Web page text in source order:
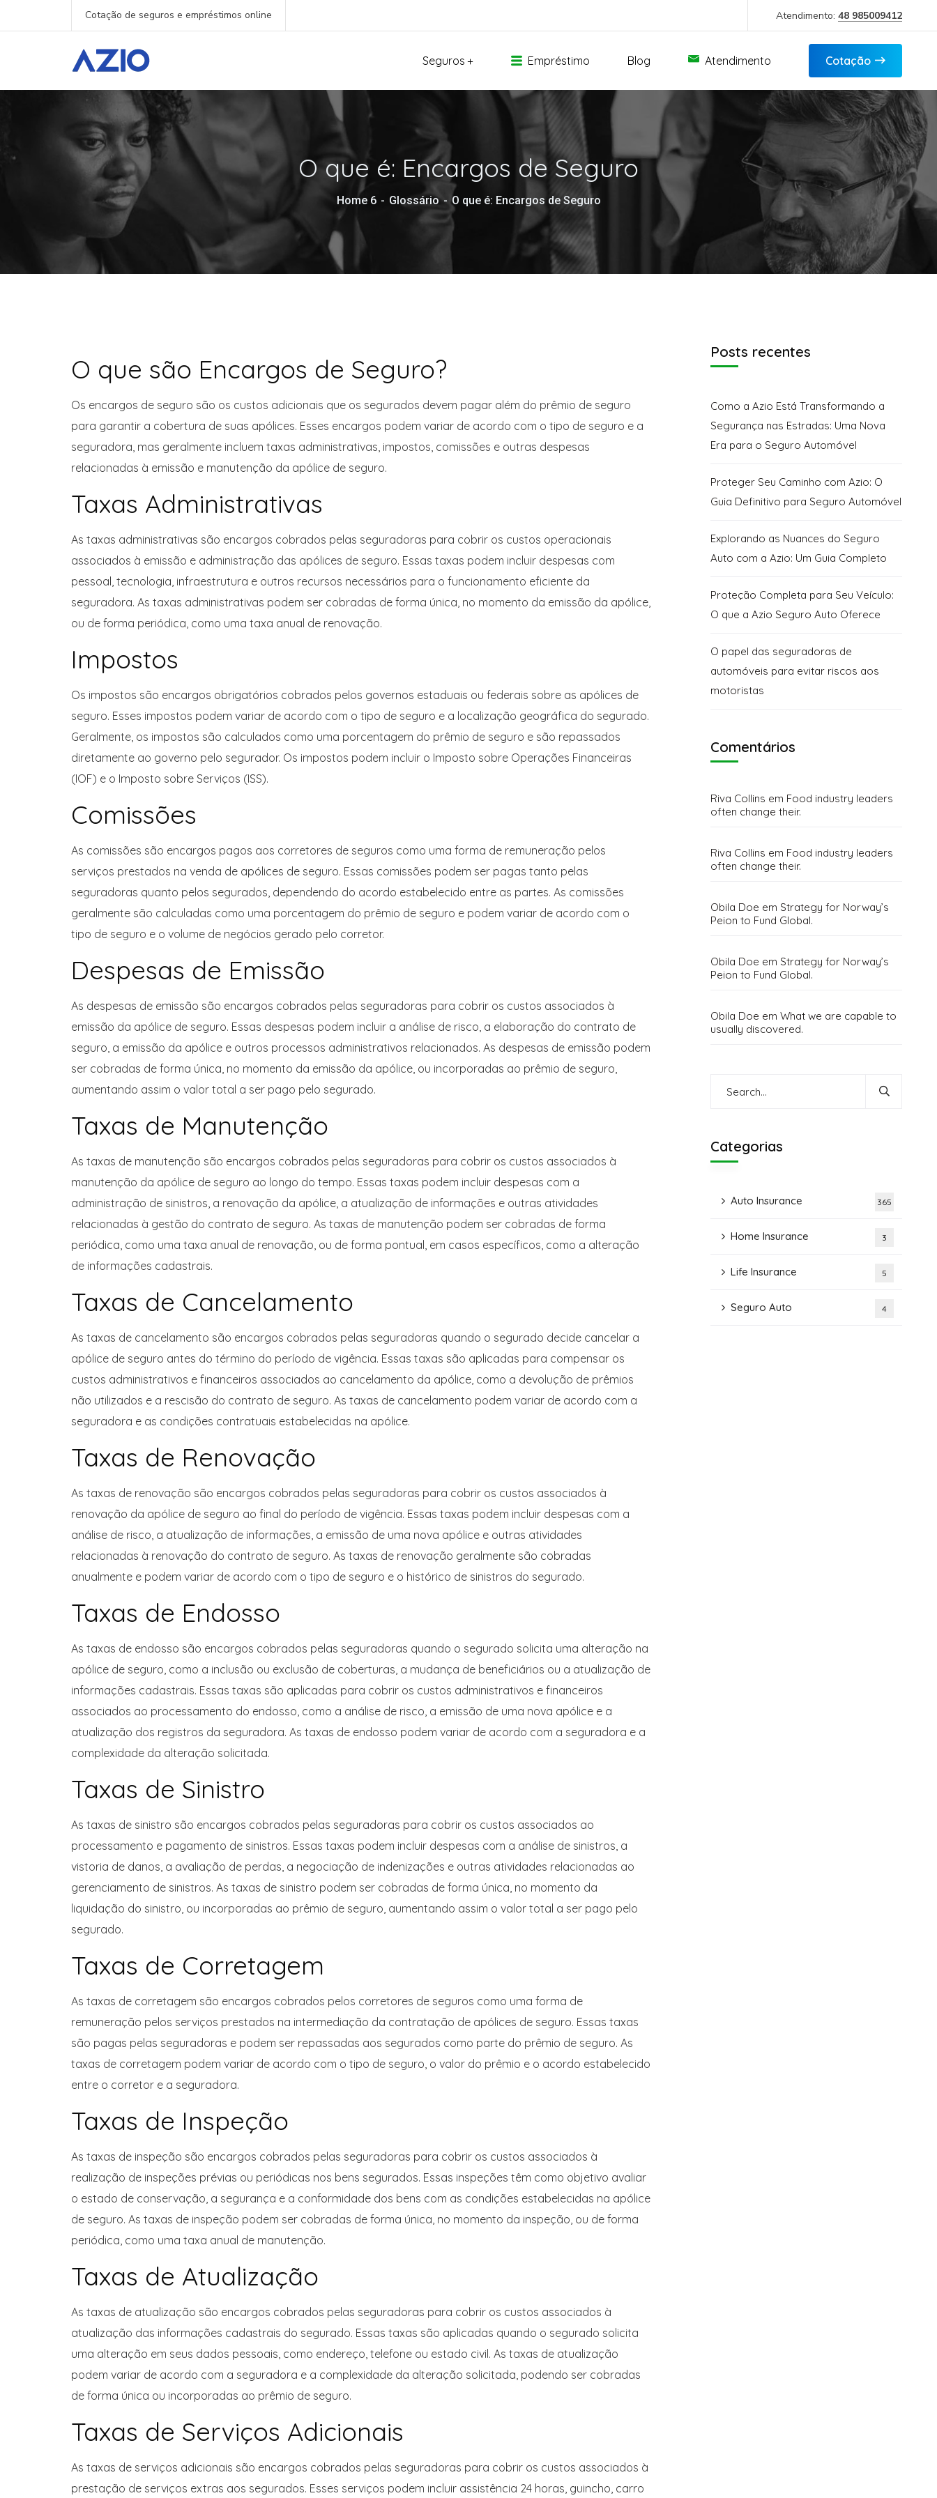
Cotação de seguros e empréstimos online Atendimento: 48 985009412
Seguros Empréstimo Blog Atendimento Cotação
O que é: Encargos de Seguro
Home 6 Glossário O que é: Encargos de Seguro
O que são Encargos de Seguro?
Os encargos de seguro são os custos adicionais que os segurados devem pagar além do prêmio de seguro
para garantir a cobertura de suas apólices. Esses encargos podem variar de acordo com o tipo de seguro e a
seguradora, mas geralmente incluem taxas administrativas, impostos, comissões e outras despesas
relacionadas à emissão e manutenção da apólice de seguro.
Taxas Administrativas
As taxas administrativas são encargos cobrados pelas seguradoras para cobrir os custos operacionais
associados à emissão e administração das apólices de seguro. Essas taxas podem incluir despesas com
pessoal, tecnologia, infraestrutura e outros recursos necessários para o funcionamento eficiente da
seguradora. As taxas administrativas podem ser cobradas de forma única, no momento da emissão da apólice,
ou de forma periódica, como uma taxa anual de renovação.
Impostos
Os impostos são encargos obrigatórios cobrados pelos governos estaduais ou federais sobre as apólices de
seguro. Esses impostos podem variar de acordo com o tipo de seguro e a localização geográfica do segurado.
Geralmente, os impostos são calculados como uma porcentagem do prêmio de seguro e são repassados
diretamente ao governo pelo segurador. Os impostos podem incluir o Imposto sobre Operações Financeiras
(IOF) e o Imposto sobre Serviços (ISS).
Comissões
As comissões são encargos pagos aos corretores de seguros como uma forma de remuneração pelos
serviços prestados na venda de apólices de seguro. Essas comissões podem ser pagas tanto pelas
seguradoras quanto pelos segurados, dependendo do acordo estabelecido entre as partes. As comissões
geralmente são calculadas como uma porcentagem do prêmio de seguro e podem variar de acordo com o
tipo de seguro e o volume de negócios gerado pelo corretor.
Despesas de Emissão
As despesas de emissão são encargos cobrados pelas seguradoras para cobrir os custos associados à
emissão da apólice de seguro. Essas despesas podem incluir a análise de risco, a elaboração do contrato de
seguro, a emissão da apólice e outros processos administrativos relacionados. As despesas de emissão podem
ser cobradas de forma única, no momento da emissão da apólice, ou incorporadas ao prêmio de seguro,
aumentando assim o valor total a ser pago pelo segurado.
Taxas de Manutenção
As taxas de manutenção são encargos cobrados pelas seguradoras para cobrir os custos associados à
manutenção da apólice de seguro ao longo do tempo. Essas taxas podem incluir despesas com a
administração de sinistros, a renovação da apólice, a atualização de informações e outras atividades
relacionadas à gestão do contrato de seguro. As taxas de manutenção podem ser cobradas de forma
periódica, como uma taxa anual de renovação, ou de forma pontual, em casos específicos, como a alteração
de informações cadastrais.
Taxas de Cancelamento
As taxas de cancelamento são encargos cobrados pelas seguradoras quando o segurado decide cancelar a
apólice de seguro antes do término do período de vigência. Essas taxas são aplicadas para compensar os
custos administrativos e financeiros associados ao cancelamento da apólice, como a devolução de prêmios
não utilizados e a rescisão do contrato de seguro. As taxas de cancelamento podem variar de acordo com a
seguradora e as condições contratuais estabelecidas na apólice.
Taxas de Renovação
As taxas de renovação são encargos cobrados pelas seguradoras para cobrir os custos associados à
renovação da apólice de seguro ao final do período de vigência. Essas taxas podem incluir despesas com a
análise de risco, a atualização de informações, a emissão de uma nova apólice e outras atividades
relacionadas à renovação do contrato de seguro. As taxas de renovação geralmente são cobradas
anualmente e podem variar de acordo com o tipo de seguro e o histórico de sinistros do segurado.
Taxas de Endosso
As taxas de endosso são encargos cobrados pelas seguradoras quando o segurado solicita uma alteração na
apólice de seguro, como a inclusão ou exclusão de coberturas, a mudança de beneficiários ou a atualização de
informações cadastrais. Essas taxas são aplicadas para cobrir os custos administrativos e financeiros
associados ao processamento do endosso, como a análise de risco, a emissão de uma nova apólice e a
atualização dos registros da seguradora. As taxas de endosso podem variar de acordo com a seguradora e a
complexidade da alteração solicitada.
Taxas de Sinistro
As taxas de sinistro são encargos cobrados pelas seguradoras para cobrir os custos associados ao
processamento e pagamento de sinistros. Essas taxas podem incluir despesas com a análise de sinistros, a
vistoria de danos, a avaliação de perdas, a negociação de indenizações e outras atividades relacionadas ao
gerenciamento de sinistros. As taxas de sinistro podem ser cobradas de forma única, no momento da
liquidação do sinistro, ou incorporadas ao prêmio de seguro, aumentando assim o valor total a ser pago pelo
segurado.
Taxas de Corretagem
As taxas de corretagem são encargos cobrados pelos corretores de seguros como uma forma de
remuneração pelos serviços prestados na intermediação da contratação de apólices de seguro. Essas taxas
são pagas pelas seguradoras e podem ser repassadas aos segurados como parte do prêmio de seguro. As
taxas de corretagem podem variar de acordo com o tipo de seguro, o valor do prêmio e o acordo estabelecido
entre o corretor e a seguradora.
Taxas de Inspeção
As taxas de inspeção são encargos cobrados pelas seguradoras para cobrir os custos associados à
realização de inspeções prévias ou periódicas nos bens segurados. Essas inspeções têm como objetivo avaliar
o estado de conservação, a segurança e a conformidade dos bens com as condições estabelecidas na apólice
de seguro. As taxas de inspeção podem ser cobradas de forma única, no momento da inspeção, ou de forma
periódica, como uma taxa anual de manutenção.
Taxas de Atualização
As taxas de atualização são encargos cobrados pelas seguradoras para cobrir os custos associados à
atualização das informações cadastrais do segurado. Essas taxas são aplicadas quando o segurado solicita
uma alteração em seus dados pessoais, como endereço, telefone ou estado civil. As taxas de atualização
podem variar de acordo com a seguradora e a complexidade da alteração solicitada, podendo ser cobradas
de forma única ou incorporadas ao prêmio de seguro.
Taxas de Serviços Adicionais
As taxas de serviços adicionais são encargos cobrados pelas seguradoras para cobrir os custos associados à
prestação de serviços extras aos segurados. Esses serviços podem incluir assistência 24 horas, guincho, carro
Posts recentes
Como a Azio Está Transformando a
Segurança nas Estradas: Uma Nova
Era para o Seguro Automóvel
Proteger Seu Caminho com Azio: O
Guia Definitivo para Seguro Automóvel
Explorando as Nuances do Seguro
Auto com a Azio: Um Guia Completo
Proteção Completa para Seu Veículo:
O que a Azio Seguro Auto Oferece
O papel das seguradoras de
automóveis para evitar riscos aos
motoristas
Comentários
Riva Collins em Food industry leaders
often change their.
Riva Collins em Food industry leaders
often change their.
Obila Doe em Strategy for Norway’s
Peion to Fund Global.
Obila Doe em Strategy for Norway’s
Peion to Fund Global.
Obila Doe em What we are capable to
usually discovered.
Categorias
Auto Insurance 365
Home Insurance 3
Life Insurance 5
Seguro Auto 4